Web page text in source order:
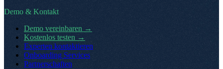
Demo & Kontakt
Demo vereinbaren →
Kostenlos testen →
Experten kontaktieren
Onboarding Services
Partnerschaften